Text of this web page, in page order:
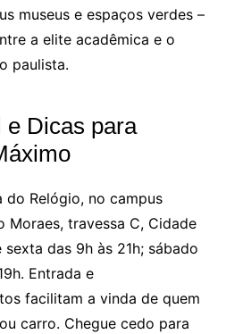
museus e espaços verdes –
a elite acadêmica e o
paulista.
e Dicas para
do Relógio, no campus
Moraes, travessa C, Cidade
das 9h às 21h; sábado
Entrada e
facilitam a vinda de quem
carro. Chegue cedo para